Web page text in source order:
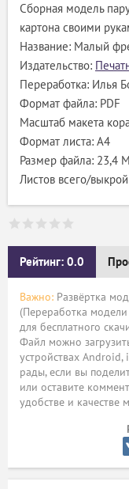
Сборная модель
картона своими
Название: Малый
Издательство:
Переработка: Илья
Формат файла: PDF
Масштаб макета
Формат листа: А4
Размер файла: 23,4
Листов всего/
Рейтинг: 0.0
Важно: Развёртка
(Переработка
для бесплатного
Файл можно
устройствах
рады, если вы
или оставите
удобстве и качестве